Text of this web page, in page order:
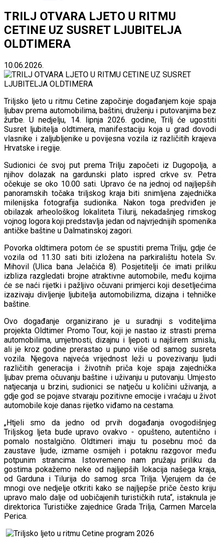
TRILJ OTVARA LJETO U RITMU
CETINE UZ SUSRET LJUBITELJA
OLDTIMERA
10.06.2026.
Triljsko ljeto u ritmu Cetine započinje događanjem koje spaja
ljubav prema automobilima, baštini, druženju i putovanjima bez
žurbe. U nedjelju, 14. lipnja 2026. godine, Trilj će ugostiti
Susret ljubitelja oldtimera, manifestaciju koja u grad dovodi
vlasnike i zaljubljenike u povijesna vozila iz različitih krajeva
Hrvatske i regije.
Sudionici će svoj put prema Trilju započeti iz Dugopolja, a
njihov dolazak na gardunski plato ispred crkve sv. Petra
očekuje se oko 10.00 sati. Upravo će na jednoj od najljepših
panoramskih točaka triljskog kraja biti snimljena zajednička
milenijska fotografija sudionika. Nakon toga predviđen je
obilazak arheološkog lokaliteta Tilurij, nekadašnjeg rimskog
vojnog logora koji predstavlja jedan od najvrjednijih spomenika
antičke baštine u Dalmatinskoj zagori.
Povorka oldtimera potom će se spustiti prema Trilju, gdje će
vozila od 11.30 sati biti izložena na parkiralištu hotela Sv.
Mihovil (Ulica bana Jelačića 8). Posjetitelji će imati priliku
izbliza razgledati brojne atraktivne automobile, među kojima
će se naći rijetki i pažljivo očuvani primjerci koji desetljećima
izazivaju divljenje ljubitelja automobilizma, dizajna i tehničke
baštine.
Ovo događanje organizirano je u suradnji s voditeljima
projekta Oldtimer Promo Tour, koji je nastao iz strasti prema
automobilima, umjetnosti, dizajnu i ljepoti u najširem smislu,
ali je kroz godine prerastao u puno više od samog susreta
vozila. Njegova najveća vrijednost leži u povezivanju ljudi
različitih generacija i životnih priča koje spaja zajednička
ljubav prema očuvanju baštine i uživanju u putovanju. Umjesto
natjecanja u brzini, sudionici se natječu u količini uživanja, a
gdje god se pojave stvaraju pozitivne emocije i vraćaju u život
automobile koje danas rijetko viđamo na cestama.
„Htjeli smo da jedno od prvih događanja ovogodišnjeg
Triljskog ljeta bude upravo ovakvo - opušteno, autentično i
pomalo nostalgično. Oldtimeri imaju tu posebnu moć da
zaustave ljude, izmame osmijeh i potaknu razgovor među
potpunim strancima. Istovremeno nam pružaju priliku da
gostima pokažemo neke od najljepših lokacija našega kraja,
od Garduna i Tilurija do samog srca Trilja. Vjerujem da će
mnogi ove nedjelje otkriti kako se najljepše priče često kriju
upravo malo dalje od uobičajenih turističkih ruta“, istaknula je
direktorica Turističke zajednice Grada Trilja, Carmen Marcela
Perica.